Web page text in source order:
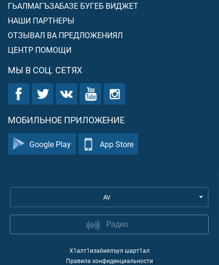
ГЬАЛМАГЪЗАБАЗЕ БУГЕБ ВИДЖЕТ
НАШИ ПАРТНЕРЫ
ОТЗЫВАЛ ВА ПРЕДЛОЖЕНИЯЛ
ЦЕНТР ПОМОЩИ
МЫ В СОЦ. СЕТЯХ
МОБИЛЬНОЕ ПРИЛОЖЕНИЕ
Google Play App Store
AV
Радио
Х1алт1изабиялъул шарт1ал
Правила конфиденциальности